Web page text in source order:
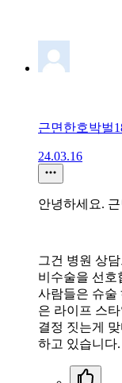
근면한호박벌
24.03.16
안녕하세요.
그건 병원 상
비수술을 선호
사람들은 슈술
은 라이프 스
결정 짓는게
하고 있습니다.